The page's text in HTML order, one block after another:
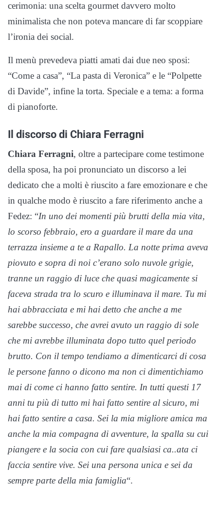
cerimonia: una scelta gourmet davvero molto
minimalista che non poteva mancare di far scoppiare
l’ironia dei social.
Il menù prevedeva piatti amati dai due neo sposi:
“Come a casa”, “La pasta di Veronica” e le “Polpette
di Davide”, infine la torta. Speciale e a tema: a forma
di pianoforte.
Il discorso di Chiara Ferragni
Chiara Ferragni, oltre a partecipare come testimone
della sposa, ha poi pronunciato un discorso a lei
dedicato che a molti è riuscito a fare emozionare e che
in qualche modo è riuscito a fare riferimento anche a
Fedez: “In uno dei momenti più brutti della mia vita,
lo scorso febbraio, ero a guardare il mare da una
terrazza insieme a te a Rapallo. La notte prima aveva
piovuto e sopra di noi c’erano solo nuvole grigie,
tranne un raggio di luce che quasi magicamente si
faceva strada tra lo scuro e illuminava il mare. Tu mi
hai abbracciata e mi hai detto che anche a me
sarebbe successo, che avrei avuto un raggio di sole
che mi avrebbe illuminata dopo tutto quel periodo
brutto. Con il tempo tendiamo a dimenticarci di cosa
le persone fanno o dicono ma non ci dimentichiamo
mai di come ci hanno fatto sentire. In tutti questi 17
anni tu più di tutto mi hai fatto sentire al sicuro, mi
hai fatto sentire a casa. Sei la mia migliore amica ma
anche la mia compagna di avventure, la spalla su cui
piangere e la socia con cui fare qualsiasi ca..ata ci
faccia sentire vive. Sei una persona unica e sei da
sempre parte della mia famiglia“.